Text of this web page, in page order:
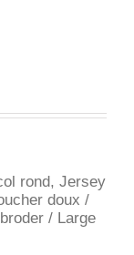
rond, Jersey
doux /
/ Large